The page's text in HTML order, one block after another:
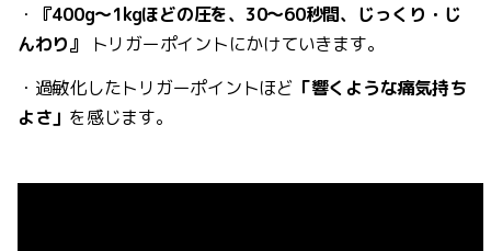
・
『400g〜1kgほどの圧を、30〜60秒間、じっくり・じ
んわり』
トリガーポイントにかけていきます。
・ 過敏化したトリガーポイントほど 「響くような痛気持ち
よさ」 を感じます。